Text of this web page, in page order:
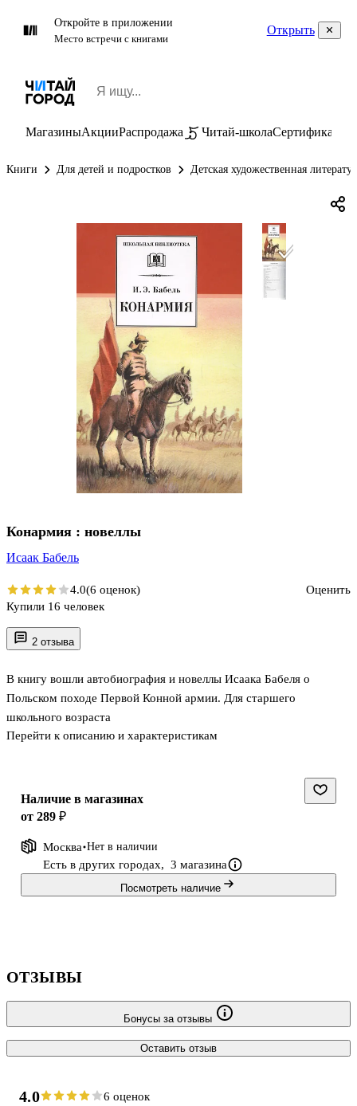
Откройте в приложении
Место встречи с книгами
Открыть
МагазиныАкцииРаспродажа Читай-школаСертификаты
Книги Для детей и подростков Детская художественная
2 отзыва
В книгу вошли автобиография и новеллы Исаака Бабеля о
Польском походе Первой Конной армии. Для старшего
школьного возраста
Перейти к описанию и характеристикам
Конармия : новеллы
Исаак Бабель
4.0(6 оценок)
Оценить
Купили 16 человек
Наличие в магазинах
от 289 ₽
Москва Нет в наличии
Есть в других городах, 3 магазина
Посмотреть наличие
ОТЗЫВЫ
Бонусы за отзывы
Оставить отзыв
4.0 6 оценок